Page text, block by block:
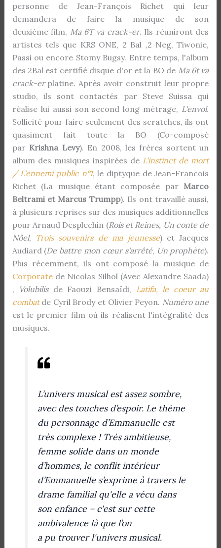
personne de Jean-François Richet qui leur
demandera de faire la musique de son
deuxième film, Ma 6T va crack-er. Ils réuniront des
artistes tels que KRS ONE, 2 Bal ,2 Neg, Tiwonie,
Passi ou encore Stomy Bugsy. Entre temps, l'album
des 2Bal est certifié disque d'or et la BO de Ma 6t va
crack-erplatine. Après avoir construit leur propre
studio, ils sont contactés par Steve Suissa qui
réalise lui aussi son second long métrage, L'envol.
Sollicité pour faire seulement des scratches, ils ont
quasiment fait toute la BO (Co-composé
par Krishna Levy). En 2008, les frères sortent un
album des musiques inspirées de L'instinct de mort
/ L'ennemi public n°1, le diptyque de Jean-Francois
Richet (La musique étant composée par Marco
Beltrami et Marcus Trumpp). Ils ont travaillé aussi,
à plusieurs reprises sur des musiques additionnelles
pour Arnaud Desplechin (Rois et Reines, Un conte de
Nöel, Trois souvenirs de ma jeunesse) et Jacques
Audiard (De battre mon cœur s'arrêté, Un prophète).
Plus récemment, ils ont composé la musique de
Corporate de Nicolas Silhol (Avec Alexandre Saada)
,
Volubilis de Faouzi Bensaïdi,
Latifa, le coeur au
combatde Cyril Brody et Olivier Peyon. Numéro une
est le premier film où ils réalisent l'intégralité des
musiques.
L’univers musical est assez sombre,
avec des touches d’espoir. Le thème
du personnage d’Emmanuelle est
très complexe ! Très ambitieuse,
femme solide dans un monde
d’hommes, le conflit intérieur
d’Emmanuelle s’exprime à travers le
drame familial qu'elle a vécu dans
son enfance – c'est sur cette
ambivalence là que l’on
a pu trouver l'univers musical.